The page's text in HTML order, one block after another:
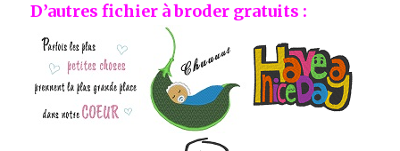
D’autres fichier à broder gratuits :